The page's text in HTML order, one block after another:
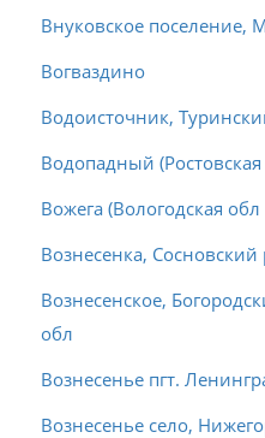
Внуковское поселение,
Вогваздино
Водоисточник,
Водопадный
Вожега (Вологодская обл
Вознесенка,
Вознесенское,
обл
Вознесенье пгт.
Вознесенье село,